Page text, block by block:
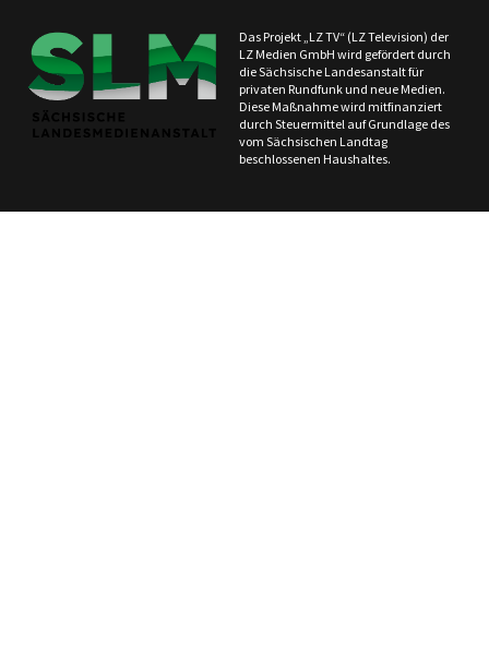
Das Projekt „LZ TV“ (LZ Television) der
LZ Medien GmbH wird gefördert durch
die Sächsische Landesanstalt für
privaten Rundfunk und neue Medien.
Diese Maßnahme wird mitfinanziert
durch Steuermittel auf Grundlage des
vom Sächsischen Landtag
beschlossenen Haushaltes.